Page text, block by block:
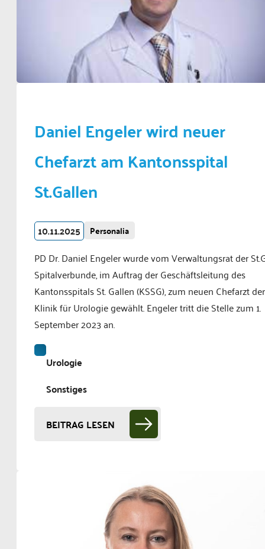
Daniel Engeler wird neuer
Chefarzt am Kantonsspital
St.Gallen
10.11.2025 Personalia
PD Dr. Daniel Engeler wurde vom Verwaltungsrat der
Spitalverbunde, im Auftrag der Geschäftsleitung des
Kantonsspitals St. Gallen (KSSG), zum neuen Chefarzt der
Klinik für Urologie gewählt. Engeler tritt die Stelle zum 1.
September 2023 an.
Urologie
Sonstiges
BEITRAG LESEN